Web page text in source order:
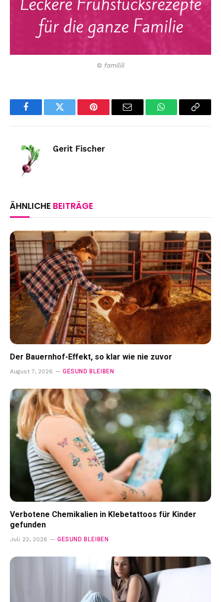
© familiii
FacebookTwitter Pinterest Email WhatsAppCopy
Gerit Fischer
ÄHNLICHE BEITRÄGE
Der Bauernhof-Effekt, so klar wie nie zuvor
August 7, 2026 GESUND BLEIBEN
Verbotene Chemikalien in Klebetattoos für Kinder
gefunden
Juli 22, 2026 GESUND BLEIBEN